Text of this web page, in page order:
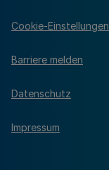
Cookie-Einstellungen
Barriere melden
Datenschutz
Impressum